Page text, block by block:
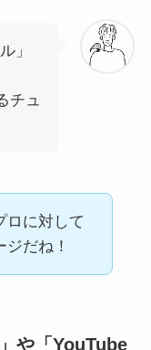
」
チュ
ロに対して
だね！
や「YouTube